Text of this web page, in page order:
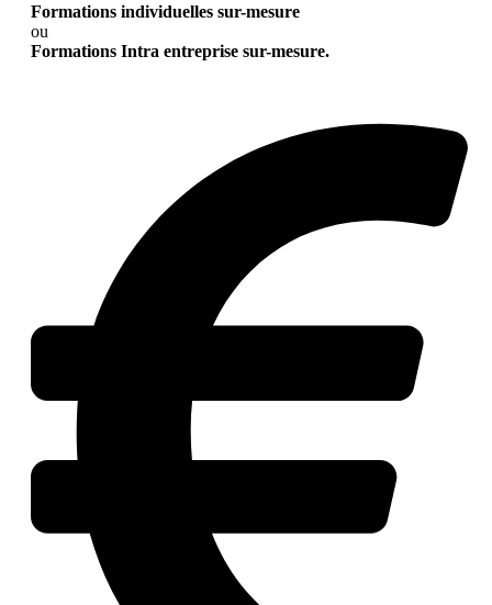
Formations individuelles sur-mesure
ou
Formations Intra entreprise sur-mesure.